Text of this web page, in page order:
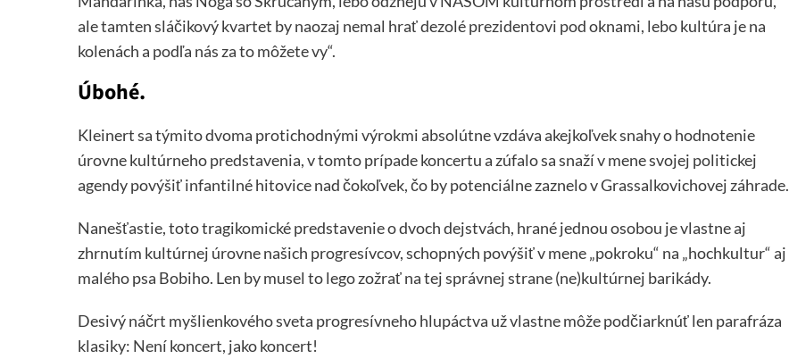
ale tamten sláčikový kvartet by naozaj nemal hrať dezolé prezidentovi pod oknami, lebo kultúra je na
kolenách a podľa nás za to môžete vy“.
Úbohé.
Kleinert sa týmito dvoma protichodnými výrokmi absolútne vzdáva akejkoľvek snahy o hodnotenie
úrovne kultúrneho predstavenia, v tomto prípade koncertu a zúfalo sa snaží v mene svojej politickej
agendy povýšiť infantilné hitovice nad čokoľvek, čo by potenciálne zaznelo v Grassalkovichovej záhrade.
Nanešťastie, toto tragikomické predstavenie o dvoch dejstvách, hrané jednou osobou je vlastne aj
zhrnutím kultúrnej úrovne našich progresívcov, schopných povýšiť v mene „pokroku“ na „hochkultur“ aj
malého psa Bobiho. Len by musel to lego zožrať na tej správnej strane (ne)kultúrnej barikády.
Desivý náčrt myšlienkového sveta progresívneho hlupáctva už vlastne môže podčiarknúť len parafráza
klasiky: Není koncert, jako koncert!